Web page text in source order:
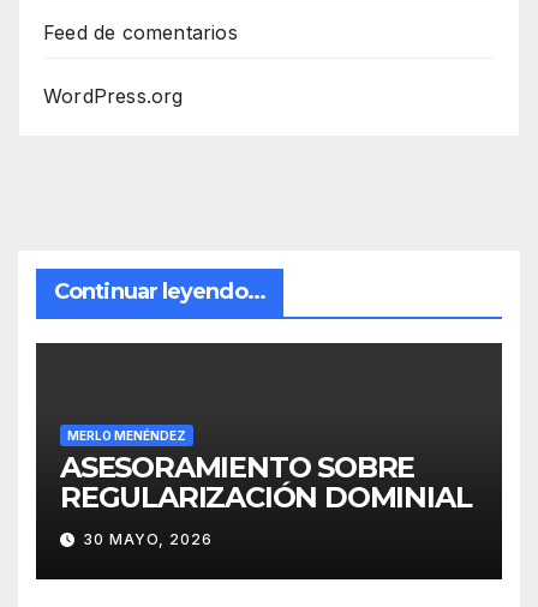
Feed de comentarios
WordPress.org
Continuar leyendo...
MERLO MENÉNDEZ
ASESORAMIENTO SOBRE
REGULARIZACIÓN DOMINIAL
30 MAYO, 2026